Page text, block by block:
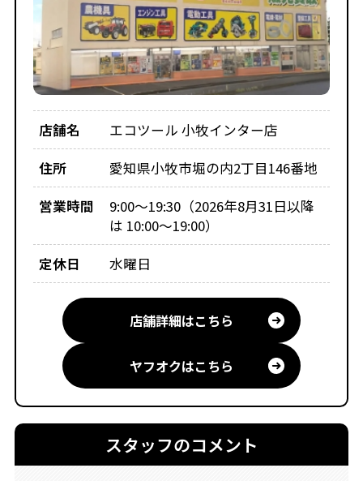
店舗名
エコツール 小牧インター店
住所
愛知県小牧市堀の内2丁目146番地
営業時間
9:00～19:30（2026年8月31日以降
は 10:00～19:00）
定休日
水曜日
店舗詳細はこちら
ヤフオクはこちら
スタッフのコメント